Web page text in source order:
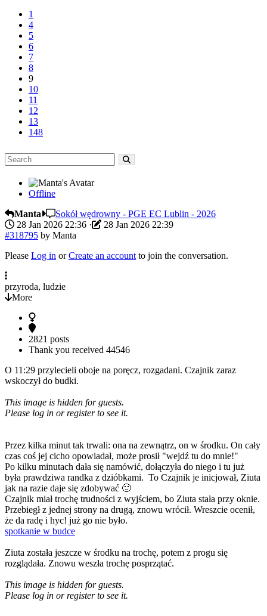
1
4
5
6
7
8
9
10
11
12
13
148
Offline
Manta
Sokół wędrowny - PGE EC Lublin - 2026
28 Jan 2026 22:36 ·
28 Jan 2026 22:39
#318795 by Manta
Please Log in orCreate an account to join the conversation.
przyroda, ludzie
More
2821 posts
Thank you received 44546
O 11:29 przylecieli oboje na poręcz, rozgadani. Czajnik zaraz
wskoczył do budki.
This image is hidden for guests.
Please log in or register to see it.
Przez kilka minut tak trwali: ona na zewnątrz, on w środku. On cały
czas coś jej cicho opowiadał, może prosił "wejdź tu do mnie!"
Po kilku minutach dała się namówić, dołączyła do niego i tu już
była prawdziwa randka z dzióbkami. To Czajnik je inicjował, Ziuta
jak na razie daje się zdobywać 🙂
Czajnik miał trochę trudności z wyjściem, bo Ziuta stała przy oknie.
Przebiegł z jednej strony na drugą, znowu wrócił. Wreszcie ocenił,
że da radę i hyc! już go nie było.
spotkanie w budce
Ziuta została jeszcze w środku na trochę, potem z progu się
rozglądała. Znowu weszła trochę posprzątać.
This image is hidden for guests.
Please log in or register to see it.